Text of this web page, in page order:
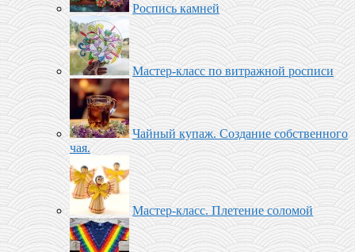
Роспись камней
Мастер-класс по витражной росписи
Чайный купаж. Создание собственного
чая.
Мастер-класс. Плетение соломой